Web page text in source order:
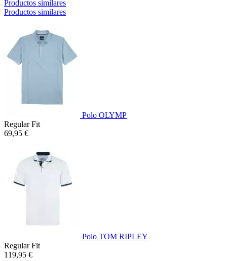
Productos similares
Productos similares
Polo OLYMP
Regular Fit
69,95 €
Polo TOM RIPLEY
Regular Fit
119,95 €